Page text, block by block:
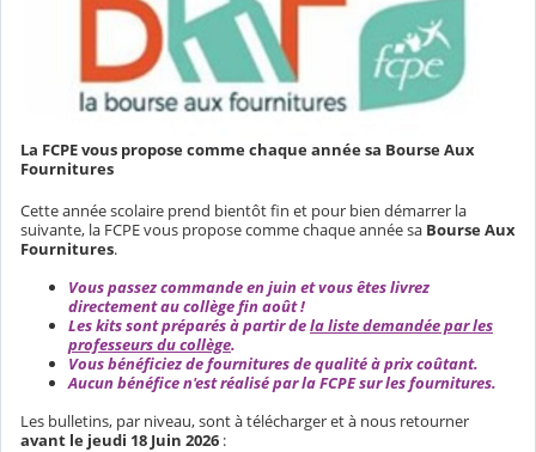
La FCPE vous propose comme chaque année sa Bourse Aux
Fournitures
Cette année scolaire prend bientôt fin et pour bien démarrer la
suivante, la FCPE vous propose comme chaque année sa Bourse Aux
Fournitures.
Vous passez commande en juin et vous êtes livrez
directement au collège fin août !
Les kits sont préparés à partir dela liste demandée par les
professeurs du collège.
Vous bénéficiez de fournitures de qualité à prix coûtant.
Aucun bénéfice n'est réalisé par la FCPE sur les fournitures.
Les bulletins, par niveau, sont à télécharger et à nous retourner
avant le jeudi 18 Juin 2026 :